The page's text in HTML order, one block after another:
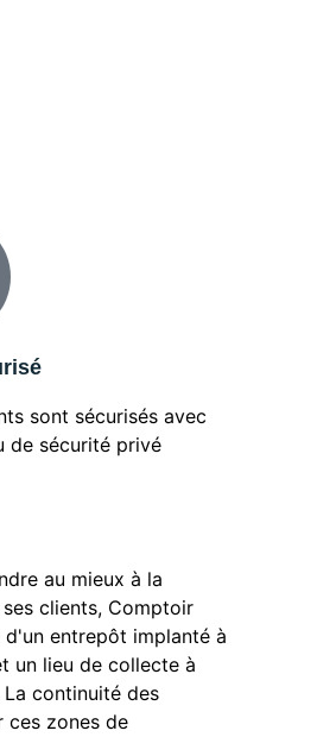
sont sécurisés avec
de sécurité privé
au mieux à la
clients, Comptoir
entrepôt implanté à
un lieu de collecte à
La continuité des
ces zones de